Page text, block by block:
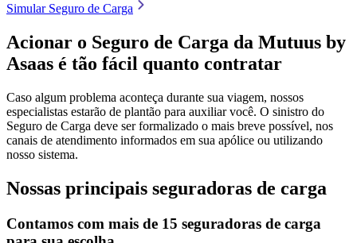
Simular Seguro de Carga
Acionar o Seguro de Carga da Mutuus by
Asaas é tão fácil quanto contratar
Caso algum problema aconteça durante sua viagem, nossos
especialistas estarão de plantão para auxiliar você. O sinistro do
Seguro de Carga deve ser formalizado o mais breve possível, nos
canais de atendimento informados em sua apólice ou utilizando
nosso sistema.
Nossas principais seguradoras de carga
Contamos com mais de 15 seguradoras de carga